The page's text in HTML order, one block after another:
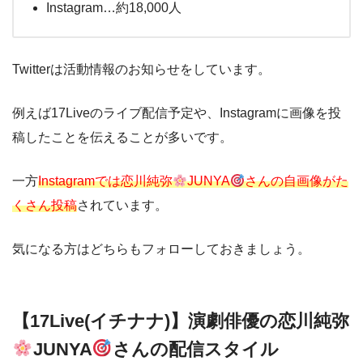
Instagram…約18,000人
Twitterは活動情報のお知らせをしています。
例えば17Liveのライブ配信予定や、Instagramに画像を投
稿したことを伝えることが多いです。
一方Instagramでは恋川純弥 JUNYA
さんの自画像がた
くさん投稿されています。
気になる方はどちらもフォローしておきましょう。
【17Live(イチナナ)】演劇俳優の恋川純弥
JUNYA
さんの配信スタイル